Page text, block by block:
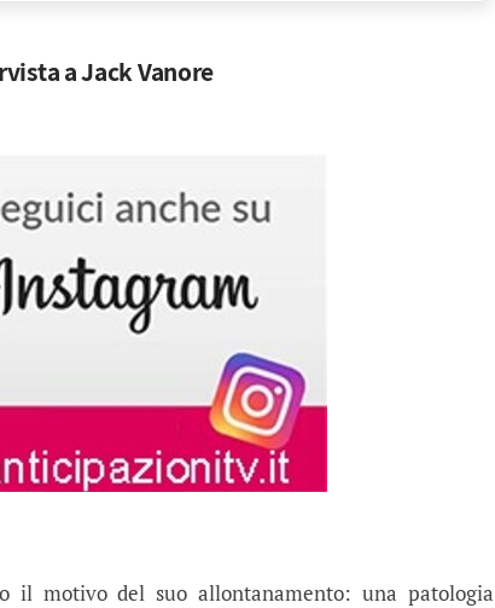
a Jack Vanore
il motivo del suo allontanamento: una patologia